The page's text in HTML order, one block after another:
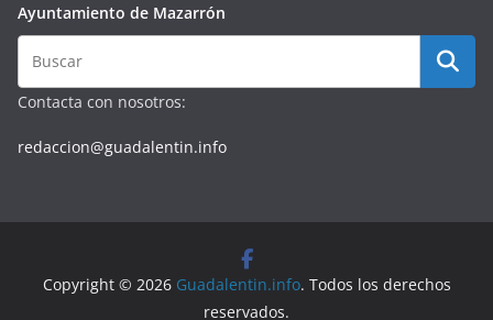
Ayuntamiento de Mazarrón
Contacta con nosotros:
redaccion@guadalentin.info
Copyright © 2026 Guadalentin.info. Todos los derechos
reservados.